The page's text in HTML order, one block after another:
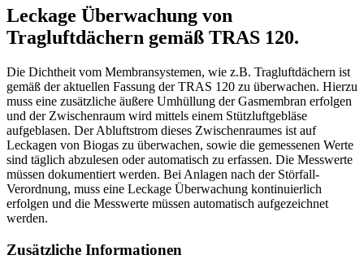
Leckage Überwachung von
Tragluftdächern gemäß TRAS 120.
Die Dichtheit vom Membransystemen, wie z.B. Tragluftdächern ist
gemäß der aktuellen Fassung der TRAS 120 zu überwachen. Hierzu
muss eine zusätzliche äußere Umhüllung der Gasmembran erfolgen
und der Zwischenraum wird mittels einem Stützluftgebläse
aufgeblasen. Der Abluftstrom dieses Zwischenraumes ist auf
Leckagen von Biogas zu überwachen, sowie die gemessenen Werte
sind täglich abzulesen oder automatisch zu erfassen. Die Messwerte
müssen dokumentiert werden. Bei Anlagen nach der Störfall-
Verordnung, muss eine Leckage Überwachung kontinuierlich
erfolgen und die Messwerte müssen automatisch aufgezeichnet
werden.
Zusätzliche Informationen